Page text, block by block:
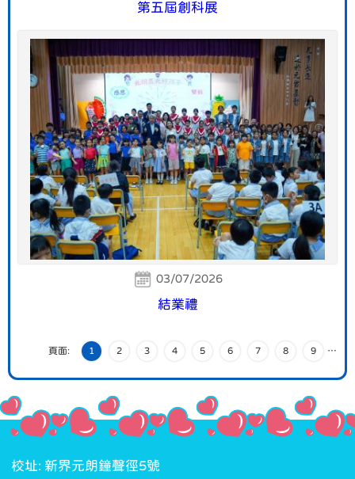
第五屆創科展
03/07/2026
結業禮
頁面: 1 2 3 4 5 6 7 8 9 …
校址: 新界元朗鐘聲徑5號